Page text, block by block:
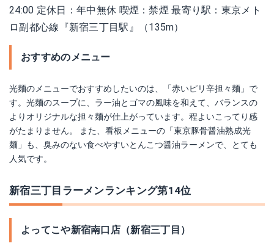
24:00 定休日：年中無休 喫煙：禁煙 最寄り駅：東京メト
ロ副都心線『新宿三丁目駅』（135m）
おすすめのメニュー
光麺のメニューでおすすめしたいのは、「赤いピリ辛担々麺」で
す。光麺のスープに、ラー油とゴマの風味を和えて、バランスの
よりオリジナルな担々麺が仕上がっています。程よいこってり感
がたまりません。 また、看板メニューの「東京豚骨醤油熟成光
麺」も、臭みのない食べやすいとんこつ醤油ラーメンで、とても
人気です。
新宿三丁目ラーメンランキング第14位
よってこや新宿南口店（新宿三丁目）